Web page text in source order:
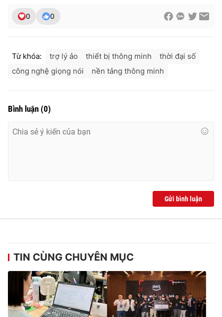
0 0
Từ khóa: trợ lý ảo thiết bị thông minh
thời đại số
công nghệ giọng nói
nền tảng thông minh
Bình luận (0)
Gửi bình luận
TIN CÙNG CHUYÊN MỤC